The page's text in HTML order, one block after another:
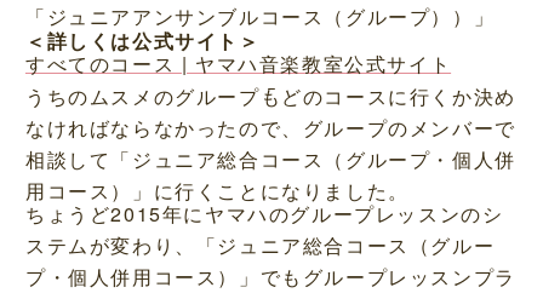
「ジュニアアンサンブルコース（グループ））」
＜詳しくは公式サイト＞
すべてのコース | ヤマハ音楽教室公式サイト
うちのムスメのグループもどのコースに行くか決め
なければならなかったので、グループのメンバーで
相談して「ジュニア総合コース（グループ・個人併
用コース）」に行くことになりました。
ちょうど2015年にヤマハのグループレッスンのシ
ステムが変わり、「ジュニア総合コース（グルー
プ・個人併用コース）」でもグループレッスンプラ